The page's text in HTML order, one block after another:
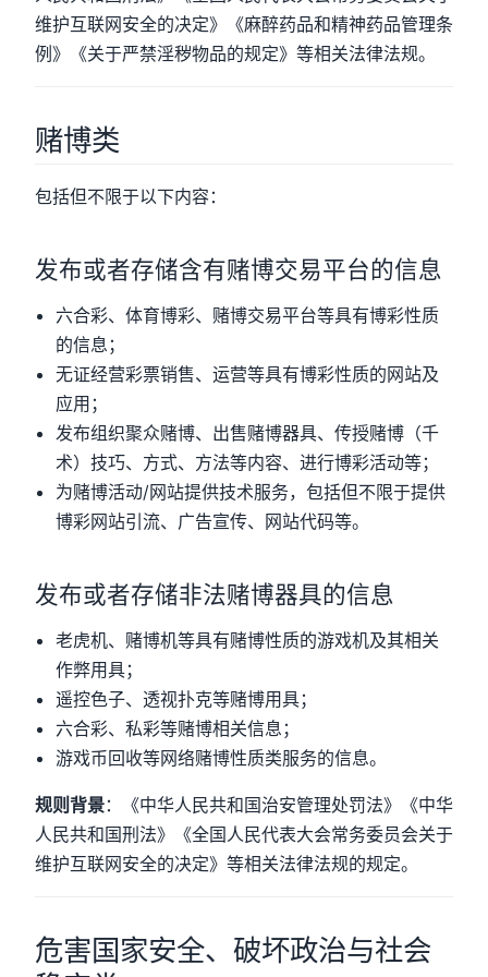
维护互联网安全的决定》《麻醉药品和精神药品管理条
例》《关于严禁淫秽物品的规定》等相关法律法规。
赌博类
包括但不限于以下内容：
发布或者存储含有赌博交易平台的信息
六合彩、体育博彩、赌博交易平台等具有博彩性质
的信息；
无证经营彩票销售、运营等具有博彩性质的网站及
应用；
发布组织聚众赌博、出售赌博器具、传授赌博（千
术）技巧、方式、方法等内容、进行博彩活动等；
为赌博活动/网站提供技术服务，包括但不限于提供
博彩网站引流、广告宣传、网站代码等。
发布或者存储非法赌博器具的信息
老虎机、赌博机等具有赌博性质的游戏机及其相关
作弊用具；
遥控色子、透视扑克等赌博用具；
六合彩、私彩等赌博相关信息；
游戏币回收等网络赌博性质类服务的信息。
规则背景：《中华人民共和国治安管理处罚法》《中华
人民共和国刑法》《全国人民代表大会常务委员会关于
维护互联网安全的决定》等相关法律法规的规定。
危害国家安全、破坏政治与社会